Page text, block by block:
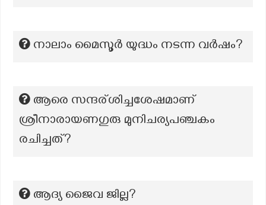
നാലാം മൈസൂർ യുദ്ധം നടന്ന വർഷം?
ആരെ സന്ദര്ശിച്ചശേഷമാണ്
ശ്രീനാരായണഗുരു മുനിചര്യപഞ്ചകം
രചിച്ചത്?
ആദ്യ ജൈവ ജില്ല?